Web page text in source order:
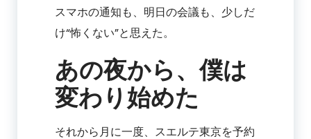
スマホの通知も、明日の会議も、少しだ
け“怖くない”と思えた。
あの夜から、僕は
変わり始めた
それから月に一度、スエルテ東京を予約